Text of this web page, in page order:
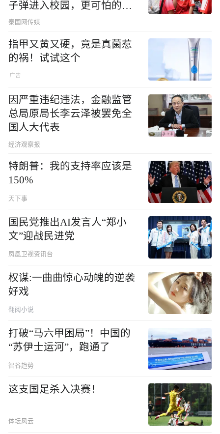
子弹进入校园，更可怕的细
节公布了
泰国网传媒
指甲又黄又硬，竟是真菌惹
的祸！试试这个
因严重违纪违法，金融监管
总局原局长李云泽被罢免全
国人大代表
经济观察报
特朗普：我的支持率应该是
150%
天下事
国民党推出AI发言人“郑小
文”迎战民进党
凤凰卫视资讯台
权谋:一曲曲惊心动魄的逆袭
好戏
翻阅小说
打破“马六甲困局”！中国的
“苏伊士运河”，跑通了
智谷趋势
这支国足杀入决赛！
体坛风云